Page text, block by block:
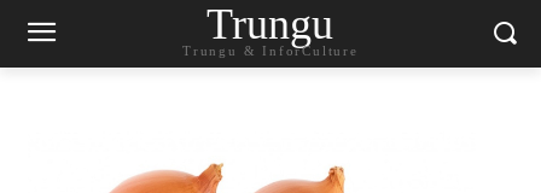
Trungu
Trungu & InforCulture